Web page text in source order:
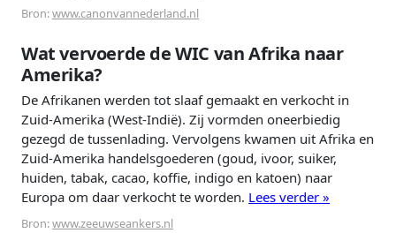
Bron:www.canonvannederland.nl
Wat vervoerde de WIC van Afrika naar
Amerika?
De Afrikanen werden tot slaaf gemaakt en verkocht in
Zuid-Amerika (West-Indië). Zij vormden oneerbiedig
gezegd de tussenlading. Vervolgens kwamen uit Afrika en
Zuid-Amerika handelsgoederen (goud, ivoor, suiker,
huiden, tabak, cacao, koffie, indigo en katoen) naar
Europa om daar verkocht te worden. Lees verder »
Bron:www.zeeuwseankers.nl